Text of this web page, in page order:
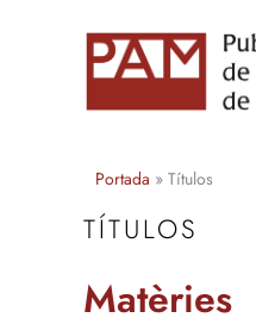
Portada » Títulos
TÍTULOS
Matèries